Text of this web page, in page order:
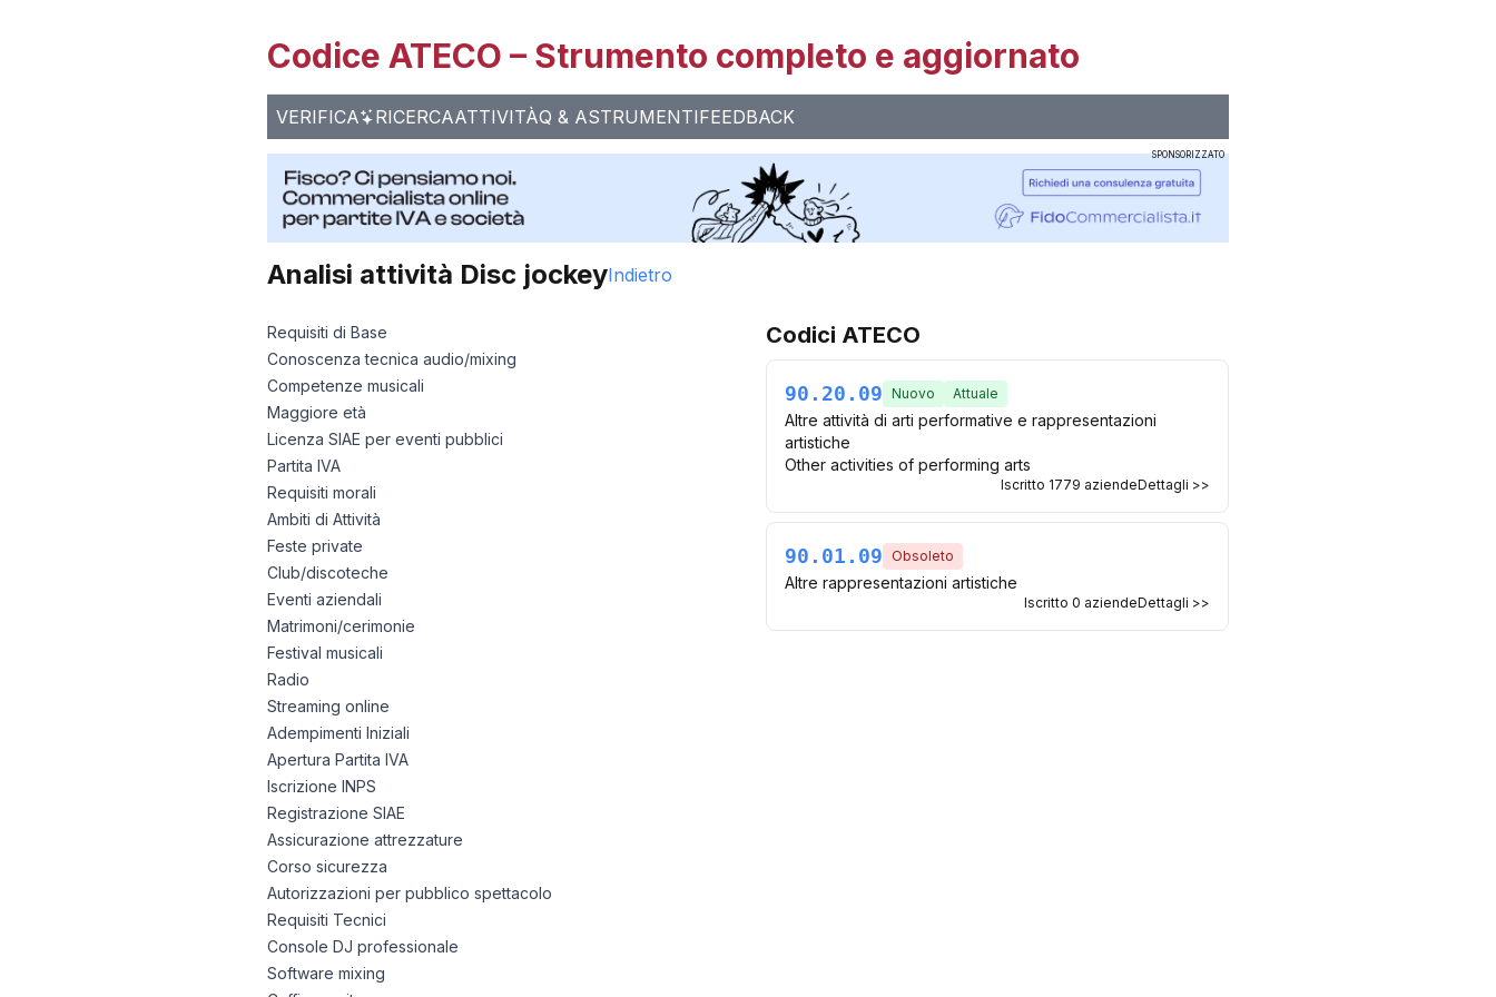
Codice ATECO – Strumento completo e aggiornato
VERIFICA RICERCAATTIVITÀQ & ASTRUMENTIFEEDBACK
SPONSORIZZATO
Analisi attività Disc jockeyIndietro
Requisiti di Base
Conoscenza tecnica audio/mixing
Competenze musicali
Maggiore età
Licenza SIAE per eventi pubblici
Partita IVA
Requisiti morali
Ambiti di Attività
Feste private
Club/discoteche
Eventi aziendali
Matrimoni/cerimonie
Festival musicali
Radio
Streaming online
Adempimenti Iniziali
Apertura Partita IVA
Iscrizione INPS
Registrazione SIAE
Assicurazione attrezzature
Corso sicurezza
Autorizzazioni per pubblico spettacolo
Requisiti Tecnici
Console DJ professionale
Software mixing
Codici ATECO
90.20.09 Nuovo Attuale
Altre attività di arti performative e rappresentazioni
artistiche
Other activities of performing arts
Iscritto 1779 aziendeDettagli >>
90.01.09 Obsoleto
Altre rappresentazioni artistiche
Iscritto 0 aziendeDettagli >>